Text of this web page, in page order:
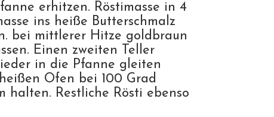
erhitzen. Röstimasse in 4
ins heiße Butterschmalz
bei mittlerer Hitze goldbraun
Einen zweiten Teller
in die Pfanne gleiten
Ofen bei 100 Grad
Restliche Rösti ebenso